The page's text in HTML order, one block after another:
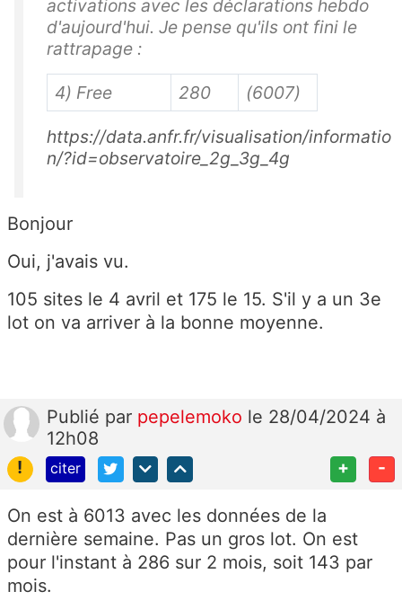
activations avec les déclarations hebdo
d'aujourd'hui. Je pense qu'ils ont fini le
rattrapage :
4) Free 280 (6007)
https://data.anfr.fr/visualisation/informatio
n/?id=observatoire_2g_3g_4g
Bonjour
Oui, j'avais vu.
105 sites le 4 avril et 175 le 15. S'il y a un 3e
lot on va arriver à la bonne moyenne.
Publié par pepelemoko le 28/04/2024 à
12h08
!
citer + -
On est à 6013 avec les données de la
dernière semaine. Pas un gros lot. On est
pour l'instant à 286 sur 2 mois, soit 143 par
mois.